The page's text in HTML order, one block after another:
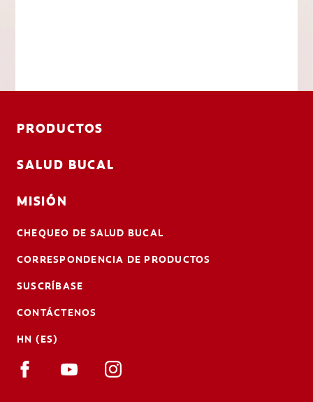
PRODUCTOS
SALUD BUCAL
MISIÓN
CHEQUEO DE SALUD BUCAL
CORRESPONDENCIA DE PRODUCTOS
SUSCRÍBASE
CONTÁCTENOS
HN (ES)